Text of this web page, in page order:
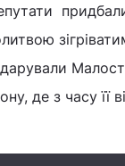
придбали
де з часу її